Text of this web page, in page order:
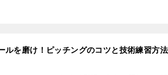
ルを磨け！ピッチングのコツと技術練習方法